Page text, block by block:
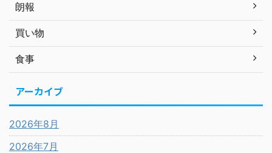
朗報
買い物
食事
アーカイブ
2026年8月
2026年7月